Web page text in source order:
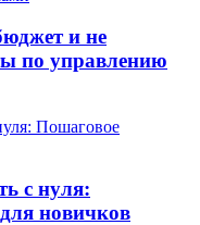
и не
по управлению
с нуля:
новичков